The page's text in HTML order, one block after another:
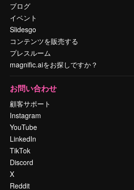
ブログ
イベント
Slidesgo
コンテンツを販売する
プレスルーム
magnific.aiをお探しですか？
お問い合わせ
顧客サポート
Instagram
YouTube
LinkedIn
TikTok
Discord
X
Reddit